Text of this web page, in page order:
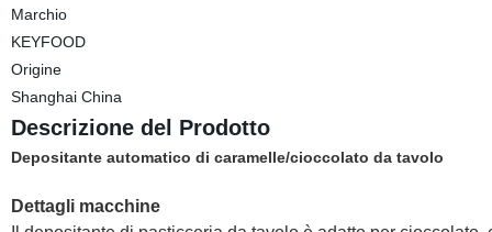
Marchio
KEYFOOD
Origine
Shanghai China
Descrizione del Prodotto
Depositante automatico di caramelle/cioccolato da tavolo
Dettagli macchine